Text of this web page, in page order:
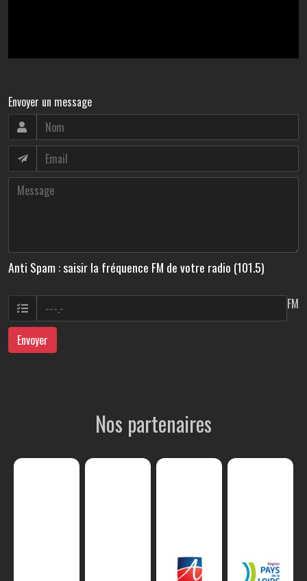
Envoyer un message
Anti Spam : saisir la fréquence FM de votre radio (101.5)
FM
Envoyer
Nos partenaires